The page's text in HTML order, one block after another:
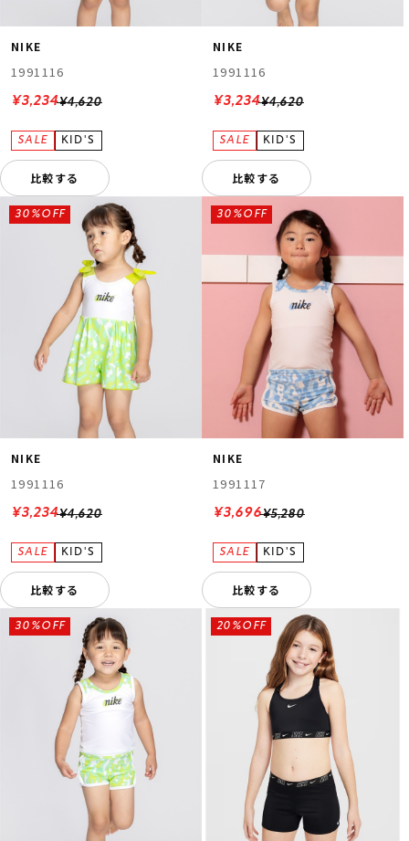
NIKE
1991116
¥4,620
¥3,234
比較する
NIKE
1991116
¥4,620
¥3,234
比較する
NIKE
1991116
¥4,620
30%OFF
¥3,234
比較する
NIKE
1991117
¥5,280
30%OFF
¥3,696
比較する
30%OFF 20%OFF